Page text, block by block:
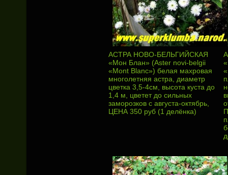
АСТРА НОВО-БЕЛЬГИЙСКАЯ
«Мон Блан» (Aster novi-belgii
«Mont Blanc») белая махровая
многолетняя астра, диаметр
цветка 3,5-4см, высота куста до
1,4 м, цветет до сильных
заморозков с августа-октябрь,
ЦЕНА 350 руб (1 делёнка)